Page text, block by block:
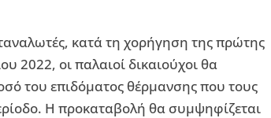
κατά τη χορήγηση της πρώτης
2022, οι παλαιοί δικαιούχοι θα
του επιδόματος θέρμανσης που τους
Η προκαταβολή θα συμψηφίζεται